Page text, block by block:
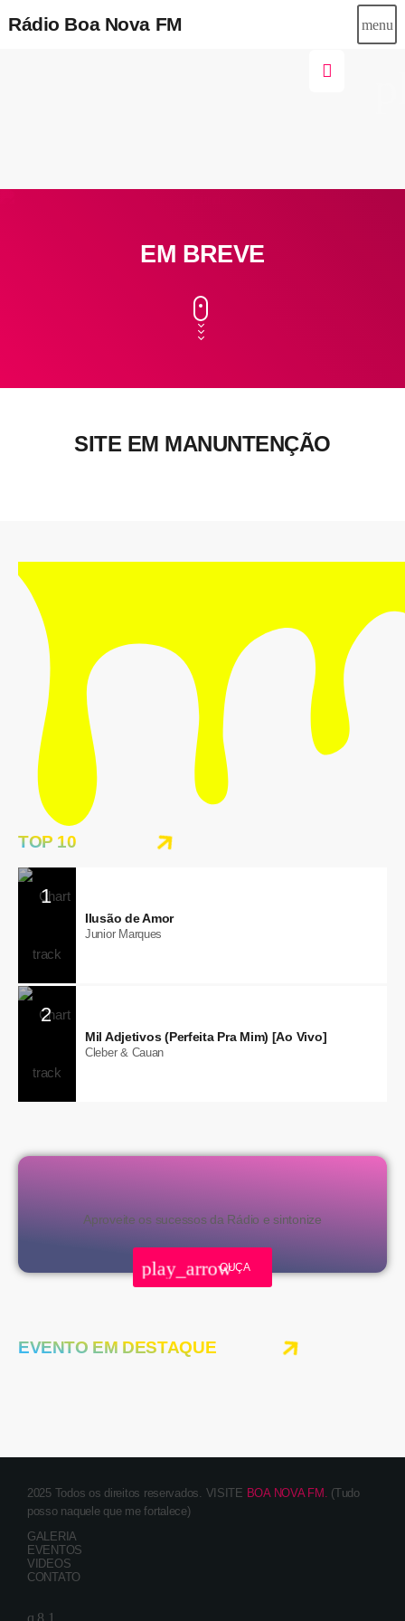
Rádio Boa Nova FM menu
Recados
SOLANGE ROSA Bom dia para todos os meus irmãos
EM BREVE
SITE EM MANUNTENÇÃO
TOP 10
1
Ilusão de Amor
Junior Marques
2
Mil Adjetivos (Perfeita Pra Mim) [Ao Vivo]
Cleber & Cauan
Aproveite os sucessos da Rádio e sintonize
play_arrowOUÇA
EVENTO EM DESTAQUE
2025 Todos os direitos reservados. VISITE BOA NOVA FM. (Tudo
posso naquele que me fortalece)
GALERIA
EVENTOS
VIDEOS
CONTATO